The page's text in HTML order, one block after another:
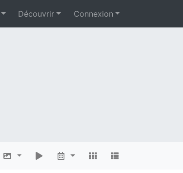
Découvrir Connexion